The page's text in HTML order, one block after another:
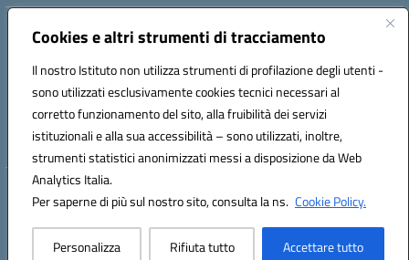
Cookies e altri strumenti di tracciamento
Il nostro Istituto non utilizza strumenti di profilazione degli utenti -
sono utilizzati esclusivamente cookies tecnici necessari al
corretto funzionamento del sito, alla fruibilità dei servizi
istituzionali e alla sua accessibilità – sono utilizzati, inoltre,
strumenti statistici anonimizzati messi a disposizione da Web
Analytics Italia.
Per saperne di più sul nostro sito, consulta la ns. Cookie Policy.
Personalizza Rifiuta tutto Accettare tutto
Indirizzo:Via Vaccari n.5 e Via Falcone n.20 - 91025 Marsala
Posta elettronica certificata (PEC):tppm03000q@pec.istruzione.it
Codice fiscale: 82004490817
Codice meccanografico: TPPM03000Q
Hosting & Powered by 3D Solution S.r.l.
Concept & Design by Designers Italia